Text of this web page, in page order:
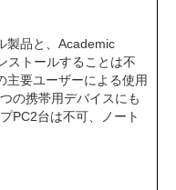
製品と、Academic
ストールすることは不
主要ユーザーによる使用
の携帯用デバイスにも
PC2台は不可、ノート